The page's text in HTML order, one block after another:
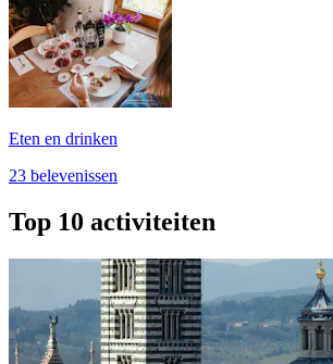
Eten en drinken
23 belevenissen
Top 10 activiteiten